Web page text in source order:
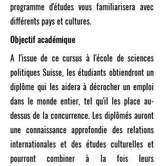
programme d'études vous familiarisera avec
différents pays et cultures.
Objectif académique
A l'issue de ce cursus à l'école de sciences
politiques Suisse, les étudiants obtiendront un
diplôme qui les aidera à décrocher un emploi
dans le monde entier, tel qu'il les place au-
dessus de la concurrence. Les diplômés auront
une connaissance approfondie des relations
internationales et des études culturelles et
pourront combiner à la fois leurs